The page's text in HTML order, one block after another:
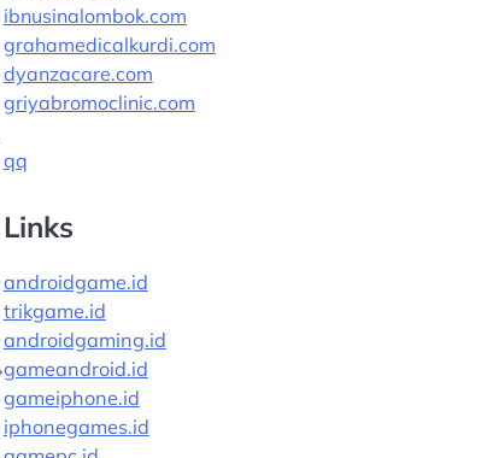
ibnusinalombok.com
grahamedicalkurdi.com
dyanzacare.com
griyabromoclinic.com
qq
Links
androidgame.id
trikgame.id
androidgaming.id
gameandroid.id
gameiphone.id
iphonegames.id